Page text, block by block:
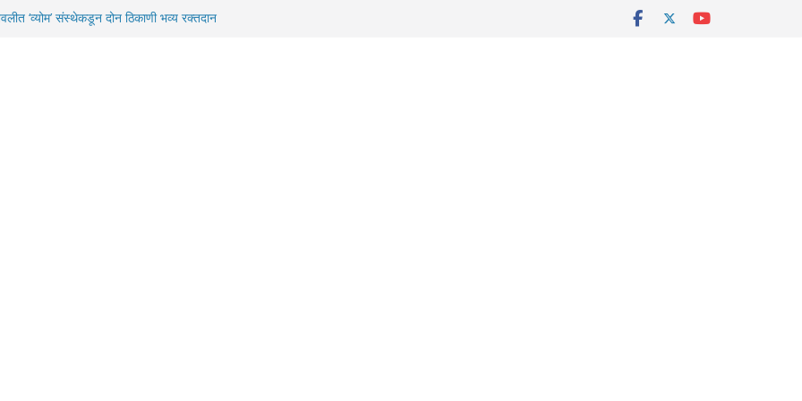
‘व्योम’ संस्थेकडून दोन ठिकाणी भव्य रक्तदान
अपहरण; कल्याण-डोंबिवलीत अपहरणांचे सत्र